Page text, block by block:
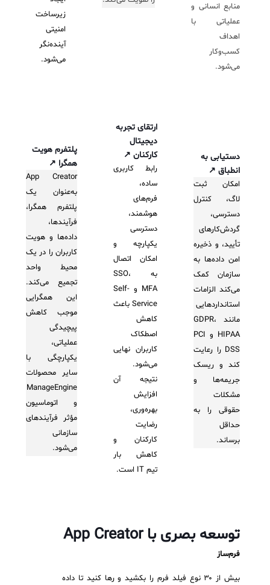
منابع انسانی و
عملیاتی با
اهداف
کسب‌وکار
می‌شود.
زیرساخت
امنیتی
آینده‌نگر
می‌شود.
دستیابی به
انطباق ↗
امکان ثبت
لاگ، کنترل
دسترسی،
گردش‌کارهای
تأیید، و ذخیره
امن داده‌ها به
سازمان کمک
می‌کند الزامات
استانداردهایی
مانند GDPR،
HIPAA و PCI
DSS را رعایت
کند و ریسک
جریمه‌ها و
مشکلات
حقوقی را به
حداقل
برساند.
ارتقای تجربه
دیجیتال
کارکنان↗
رابط کاربری
ساده،
فرم‌های
هوشمند،
دسترسی
یکپارچه و
امکان اتصال
به SSO،
MFA و Self-
Service باعث
کاهش
اصطکاک
کاربران نهایی
می‌شود.
نتیجه آن
افزایش
بهره‌وری،
رضایت
کارکنان و
کاهش بار
تیم IT است.
پلتفرم هویت
همگرا ↗
App Creator
به‌عنوان یک
پلتفرم همگرا،
فرآیندها،
داده‌ها و هویت
کاربران را در یک
محیط واحد
تجمیع می‌کند.
این همگرایی
موجب کاهش
پیچیدگی
عملیاتی،
یکپارچگی با
سایر محصولات
ManageEngine
و اتوماسیون
مؤثر فرآیندهای
سازمانی
می‌شود.
توسعه بصری باApp Creator
فرم‌ساز
بیش از ۳۰ نوع فیلد فرم را بکشید و رها کنید تا داده